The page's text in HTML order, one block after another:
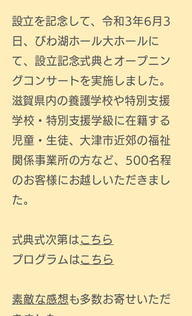
​設立を記念して、令和3年6月3
日、びわ湖ホール大ホールに
て、設立記念式典とオープニン
グコンサートを実施しました。
​滋賀県内の養護学校や特別支援
学校・特別支援学級に在籍する
児童・生徒、大津市近郊の福祉
関係事業所の方など、500名程
のお客様にお越しいただきまし
た。
​式典式次第は こちら
プログラムはこちら
素敵な感想も多数お寄せいただ